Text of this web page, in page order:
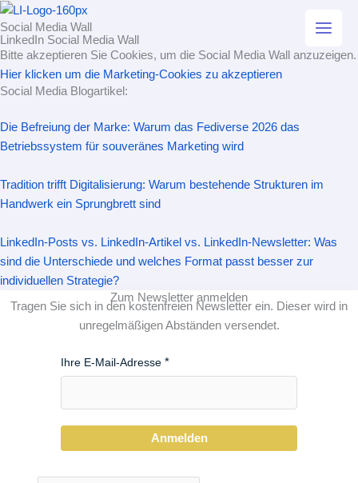
Zum
Inhalt
springen
Social Media Wall
LinkedIn Social Media Wall
Bitte akzeptieren Sie Cookies, um die Social Media Wall anzuzeigen.
Hier klicken um die Marketing-Cookies zu akzeptieren
Social Media Blogartikel:
Die Befreiung der Marke: Warum das Fediverse 2026 das
Betriebssystem für souveränes Marketing wird
Tradition trifft Digitalisierung: Warum bestehende Strukturen im
Handwerk ein Sprungbrett sind
LinkedIn-Posts vs. LinkedIn-Artikel vs. LinkedIn-Newsletter: Was
sind die Unterschiede und welches Format passt besser zur
individuellen Strategie?
Zum Newsletter anmelden
Tragen Sie sich in den kostenfreien Newsletter ein. Dieser wird in
unregelmäßigen Abständen versendet.
Ihre E-Mail-Adresse
Anmelden